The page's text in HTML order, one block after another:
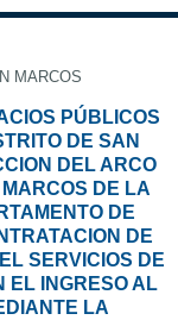
MARCOS
PÚBLICOS
DE SAN
DEL ARCO
DE LA
DE
DE
SERVICIOS DE
EL INGRESO AL
LA